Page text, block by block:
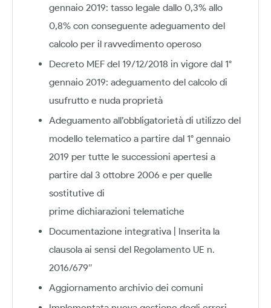
gennaio 2019: tasso legale dallo 0,3% allo
0,8% con conseguente adeguamento del
calcolo per il ravvedimento operoso
Decreto MEF del 19/12/2018 in vigore dal 1°
gennaio 2019: adeguamento del calcolo di
usufrutto e nuda proprietà
Adeguamento all’obbligatorietà di utilizzo del
modello telematico a partire dal 1° gennaio
2019 per tutte le successioni apertesi a
partire dal 3 ottobre 2006 e per quelle
sostitutive di
prime dichiarazioni telematiche
Documentazione integrativa | Inserita la
clausola ai sensi del Regolamento UE n.
2016/679″
Aggiornamento archivio dei comuni